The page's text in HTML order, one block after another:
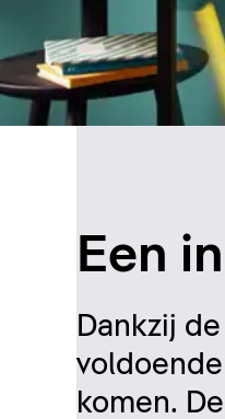
Een
Dankzij
komen.